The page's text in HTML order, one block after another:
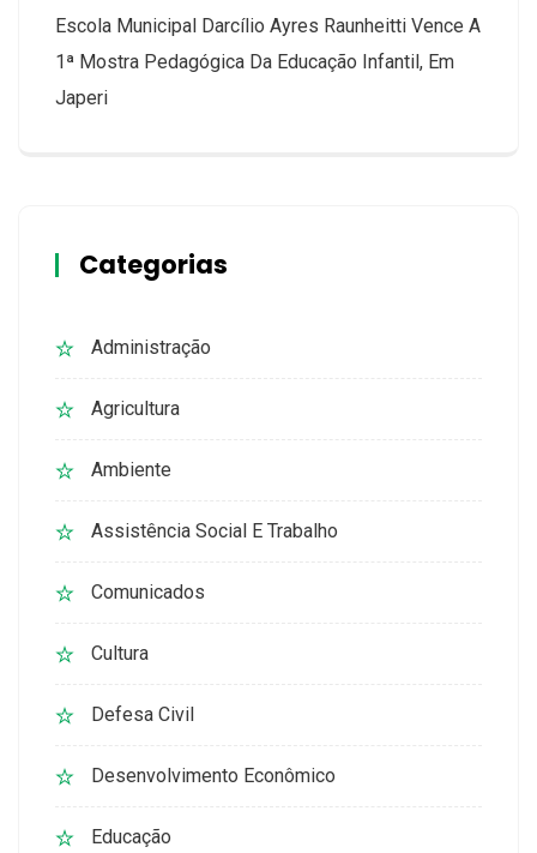
Escola Municipal Darcílio Ayres Raunheitti Vence A
1ª Mostra Pedagógica Da Educação Infantil, Em
Japeri
Categorias
Administração
Agricultura
Ambiente
Assistência Social E Trabalho
Comunicados
Cultura
Defesa Civil
Desenvolvimento Econômico
Educação